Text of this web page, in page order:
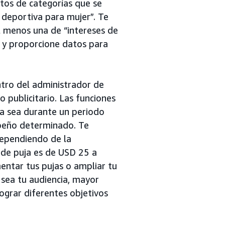
de categorías que se
para mujer”. Te
una de “intereses de
proporcione datos para
del administrador de
publicitario. Las funciones
sea durante un periodo
determinado. Te
de la
puja es de USD 25 a
tus pujas o ampliar tu
tu audiencia, mayor
diferentes objetivos